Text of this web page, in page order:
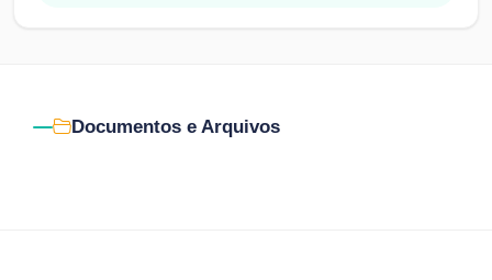
Documentos e Arquivos